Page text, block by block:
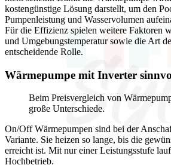
kostengünstige Lösung darstellt, um den
Pumpenleistung und Wasservolumen
Für die Effizienz spielen weitere Faktoren
und Umgebungstemperatur sowie die Art
entscheidende Rolle.
Wärmepumpe mit Inverter
Beim Preisvergleich von
große Unterschiede.
On/Off Wärmepumpen sind bei der
Variante. Sie heizen so lange, bis die
erreicht ist. Mit nur einer Leistungsstufe
Hochbetrieb.